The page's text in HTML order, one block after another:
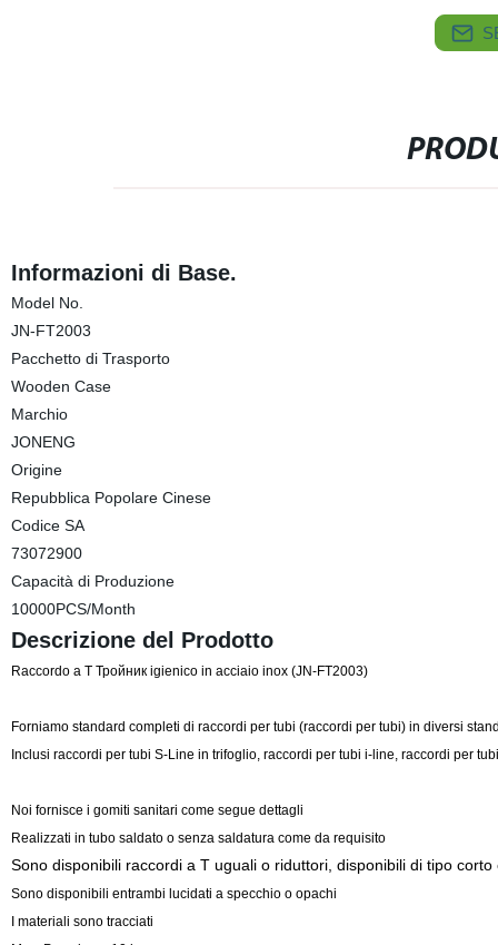
Informazioni di Base.
Model No.
JN-FT2003
Pacchetto di Trasporto
Wooden Case
Marchio
JONENG
Origine
Repubblica Popolare Cinese
Codice SA
73072900
Capacità di Produzione
10000PCS/Month
Descrizione del Prodotto
Raccordo a T Тройник igienico in acciaio inox (JN-FT2003)
Forniamo standard completi di raccordi per tubi (raccordi per tubi) in diversi
Inclusi raccordi per tubi S-Line in trifoglio, raccordi per tubi i-line, raccordi per
Noi fornisce i gomiti sanitari come segue dettagli
Realizzati in tubo saldato o senza saldatura come da requisito
Sono disponibili raccordi a T uguali o riduttori, disponibili di tipo corto
Sono disponibili entrambi lucidati a specchio o opachi
I materiali sono tracciati